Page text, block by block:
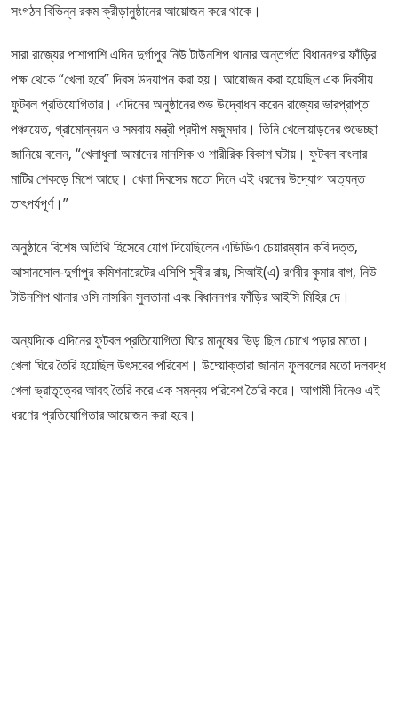
সংগঠন বিভিন্ন রকম ক্রীড়ানুষ্ঠানের আয়োজন করে থাকে।
সারা রাজ্যের পাশাপাশি এদিন দুর্গাপুর নিউ টাউনশিপ থানার অন্তর্গত বিধাননগর ফাঁড়ির
পক্ষ থেকে “খেলা হবে” দিবস উদযাপন করা হয়। আয়োজন করা হয়েছিল এক দিবসীয়
ফুটবল প্রতিযোগিতার। এদিনের অনুষ্ঠানের শুভ উদ্বোধন করেন রাজ্যের ভারপ্রাপ্ত
পঞ্চায়েত, গ্রামোন্নয়ন ও সমবায় মন্ত্রী প্রদীপ মজুমদার। তিনি খেলোয়াড়দের শুভেচ্ছা
জানিয়ে বলেন, “খেলাধুলা আমাদের মানসিক ও শারীরিক বিকাশ ঘটায়। ফুটবল বাংলার
মাটির শেকড়ে মিশে আছে। খেলা দিবসের মতো দিনে এই ধরনের উদ্যোগ অত্যন্ত
তাৎপর্যপূর্ণ।”
অনুষ্ঠানে বিশেষ অতিথি হিসেবে যোগ দিয়েছিলেন এডিডিএ চেয়ারম্যান কবি দত্ত,
আসানসোল-দুর্গাপুর কমিশনারেটের এসিপি সুবীর রায়, সিআই(এ) রণবীর কুমার বাগ, নিউ
টাউনশিপ থানার ওসি নাসরিন সুলতানা এবং বিধাননগর ফাঁড়ির আইসি মিহির দে।
অন্যদিকে এদিনের ফুটবল প্রতিযোগিতা ঘিরে মানুষের ভিড় ছিল চোখে পড়ার মতো।
খেলা ঘিরে তৈরি হয়েছিল উৎসবের পরিবেশ। উদ্য়োক্তারা জানান ফুলবলের মতো দলবদ্ধ
খেলা ভ্রাতৃত্বের আবহ তৈরি করে এক সমন্বয় পরিবেশ তৈরি করে। আগামী দিনেও এই
ধরণের প্রতিযোগিতার আয়োজন করা হবে।